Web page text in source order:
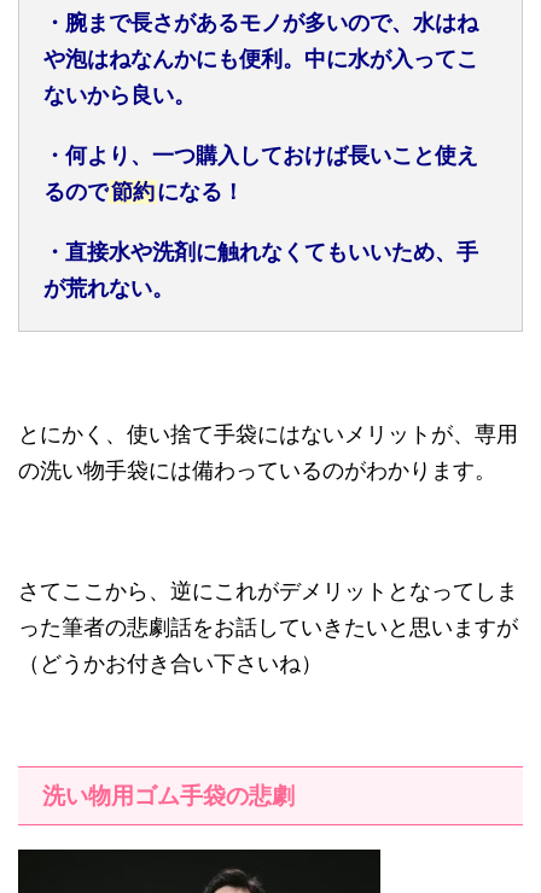
・腕まで長さがあるモノが多いので、水はね
や泡はねなんかにも便利。中に水が入ってこ
ないから良い。
・何より、一つ購入しておけば長いこと使え
るので節約になる！
・直接水や洗剤に触れなくてもいいため、手
が荒れない。
とにかく、使い捨て手袋にはないメリットが、専用
の洗い物手袋には備わっているのがわかります。
さてここから、逆にこれがデメリットとなってしま
った筆者の悲劇話をお話していきたいと思いますが
（どうかお付き合い下さいね）
洗い物用ゴム手袋の悲劇